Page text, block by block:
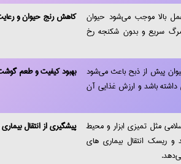
بالا موجب می‌شود حیوان
سریع و بدون شکنجه رخ
کاهش رنج حیوان و
پیش از ذبح باعث می‌شود
باشد و ارزش غذایی آن
بهبود کیفیت و طعم
مثل تمیزی ابزار و محیط
و ریسک انتقال بیماری‌ های
پیشگیری از انتقال